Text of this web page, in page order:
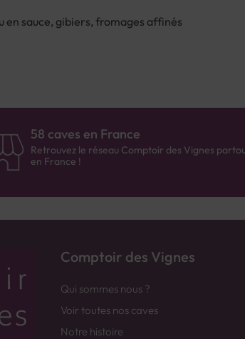
en sauce, gibiers, fromages affinés
58 caves en France
Retrouvez le réseau Comptoir des Vignes
en France !
Comptoir des Vignes
Qui sommes nous ?
Voir toutes nos caves
Notre histoire